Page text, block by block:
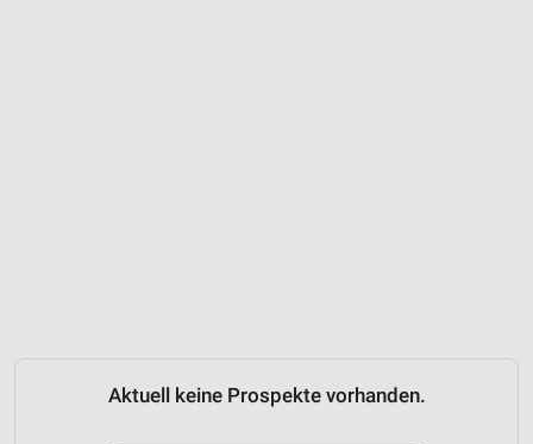
Aktuell keine Prospekte vorhanden.